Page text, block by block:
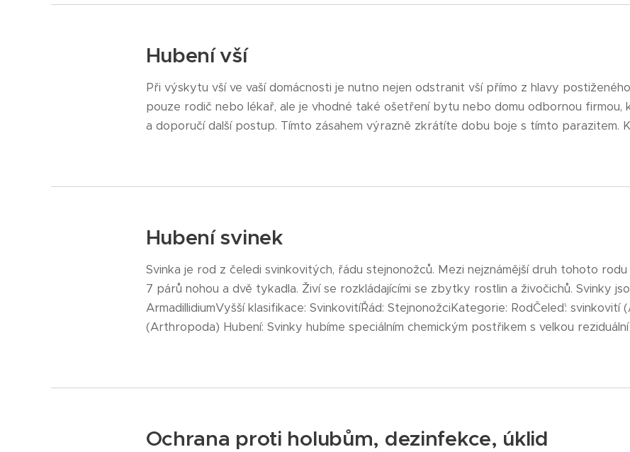
Hubení vší
Při výskytu vší ve vaší domácnosti je nutno nejen odstranit vší přímo z hlavy
pouze rodič nebo lékař, ale je vhodné také ošetření bytu nebo domu odbornou firmou,
a doporučí další postup. Tímto zásahem výrazně zkrátíte dobu boje s tímto parazitem.
Hubení svinek
Svinka je rod z čeledi svinkovitých, řádu stejnonožců. Mezi nejznámější druh tohoto
7 párů nohou a dvě tykadla. Živí se rozkládajícími se zbytky rostlin a živočichů. Svinky
ArmadillidiumVyšší klasifikace: SvinkovitíŘád: StejnonožciKategorie: RodČeleď: svinkovití
(Arthropoda) Hubení: Svinky hubíme speciálním chemickým postřikem s velkou reziduální
Ochrana proti holubům, dezinfekce, úklid